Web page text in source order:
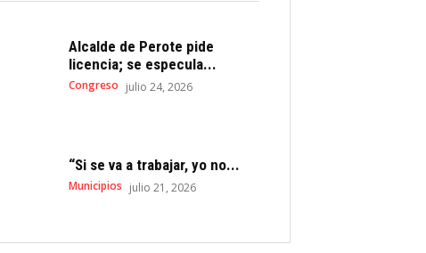
Alcalde de Perote pide
licencia; se especula...
Congreso julio 24, 2026
“Si se va a trabajar, yo no...
Municipios julio 21, 2026